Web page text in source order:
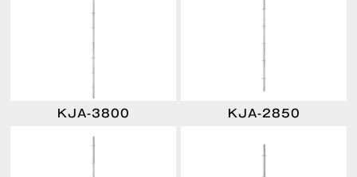
KJA-3800 KJA-2850